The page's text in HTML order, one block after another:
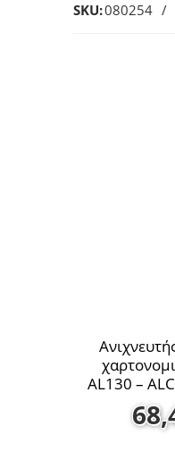
SKU:080254
AL130 –